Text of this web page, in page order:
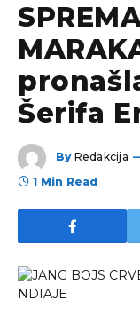
Šerifa
By Redakcija
1 Min Read